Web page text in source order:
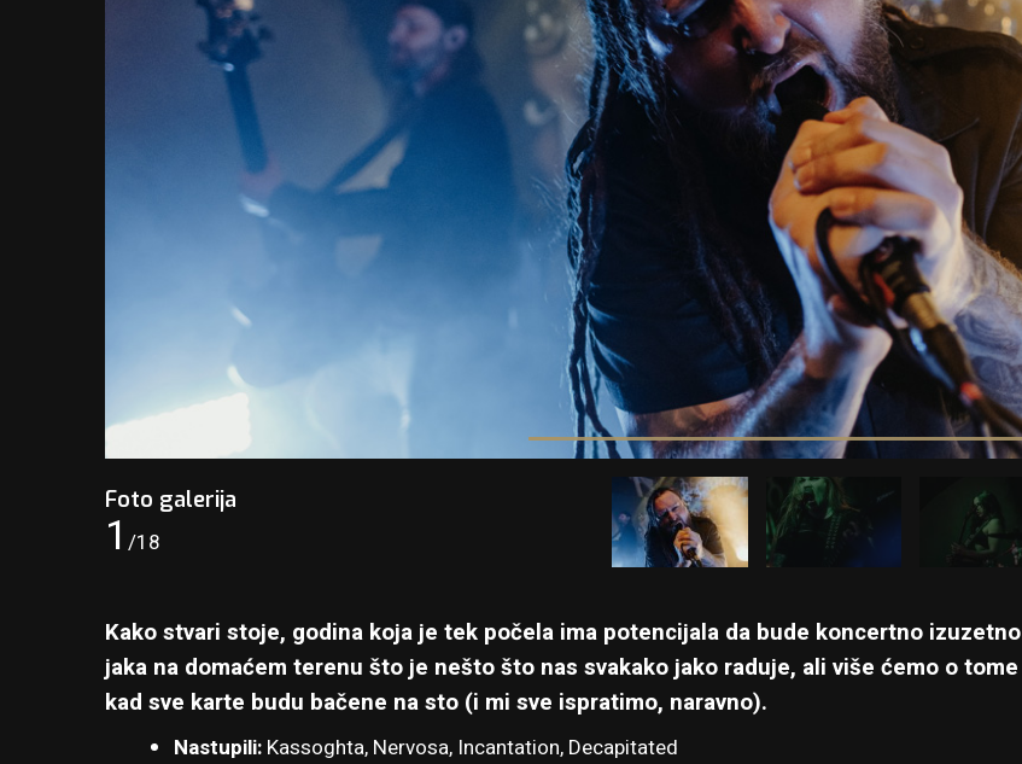
Foto galerija
1 /18
Kako stvari stoje, godina koja je tek počela ima potencijala da bude koncertno izuzetno
jaka na domaćem terenu što je nešto što nas svakako jako raduje, ali više ćemo o tome
kad sve karte budu bačene na sto (i mi sve ispratimo, naravno).
Nastupili:Kassoghta, Nervosa, Incantation, Decapitated